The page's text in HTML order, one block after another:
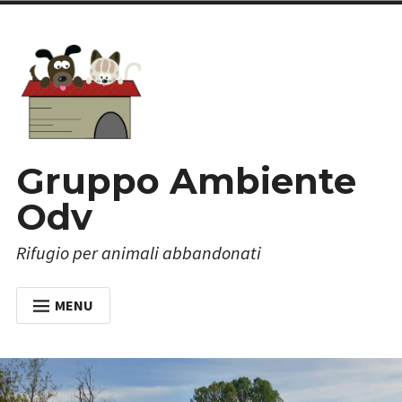
content
Gruppo Ambiente
Odv
Rifugio per animali abbandonati
MENU
CHI SIAMO